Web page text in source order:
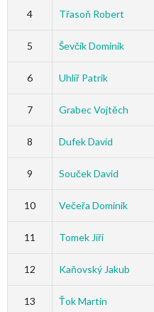
4 Třasoň Robert
5 Ševčík Dominik
6 Uhlíř Patrik
7 Grabec Vojtěch
8 Dufek David
9 Souček David
10 Večeřa Dominik
11 Tomek Jiří
12 Kaňovský Jakub
13 Ťok Martin